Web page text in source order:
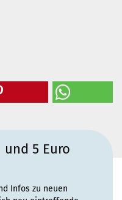
5 Euro
Infos zu neuen